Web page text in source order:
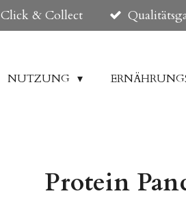
Click & Collect
NUTZUNG
Protein